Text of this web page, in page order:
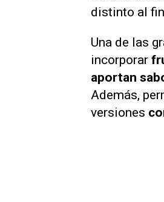
distinto al
Una de las
incorporar
aportan
Además,
versiones